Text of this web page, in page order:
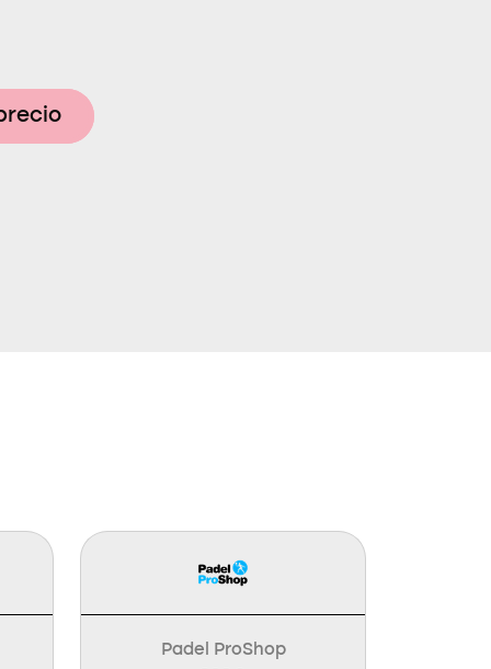
Padel ProShop